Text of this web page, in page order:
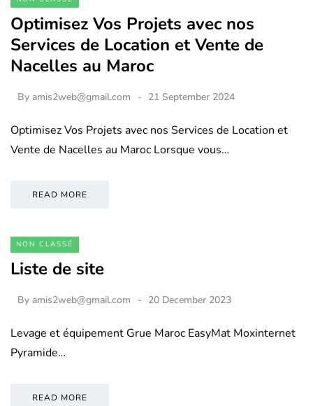
Optimisez Vos Projets avec nos
Services de Location et Vente de
Nacelles au Maroc
By amis2web@gmail.com 21 September 2024
Optimisez Vos Projets avec nos Services de Location et
Vente de Nacelles au Maroc Lorsque vous…
READ MORE
NON CLASSÉ
Liste de site
By amis2web@gmail.com 20 December 2023
Levage et équipement Grue Maroc EasyMat Moxinternet
Pyramide…
READ MORE